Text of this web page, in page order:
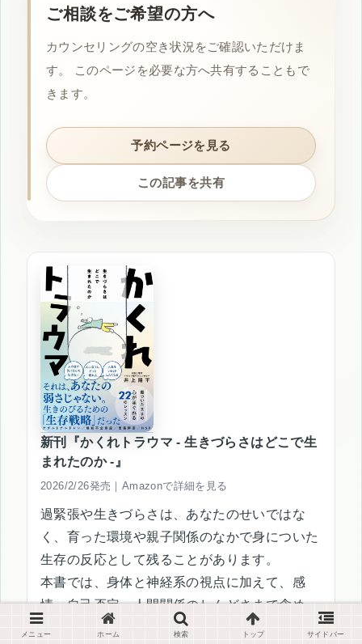
ご相談をご希望の方へ
カウンセリングの空き状況をご確認いただけま
す。 このページを必要な方へ共有することもで
きます。
予約ページを見る
この記事を共有
新刊『かくれトラウマ - 生きづらさはどこで生
まれたのか -』
2026/2/26発売｜Amazonで詳細を見る
過緊張や生きづらさは、あなたのせいではな
く、育った環境や親子関係のなかで身についた
生存の反応として残ることがあります。
本書では、身体と神経系の視点に加えて、感
情・自己否定・人間関係のしんどさまで含め
て、専門用語をできるだけ使わずに整理し、安
メニュー ホーム 検索 トップ サイドバー